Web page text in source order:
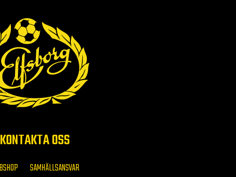
KONTAKTA OSS
SAMHÄLLSANSVAR